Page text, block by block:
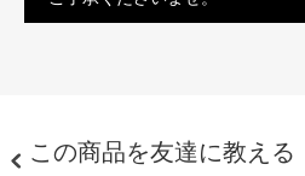
この商品を友達に教える